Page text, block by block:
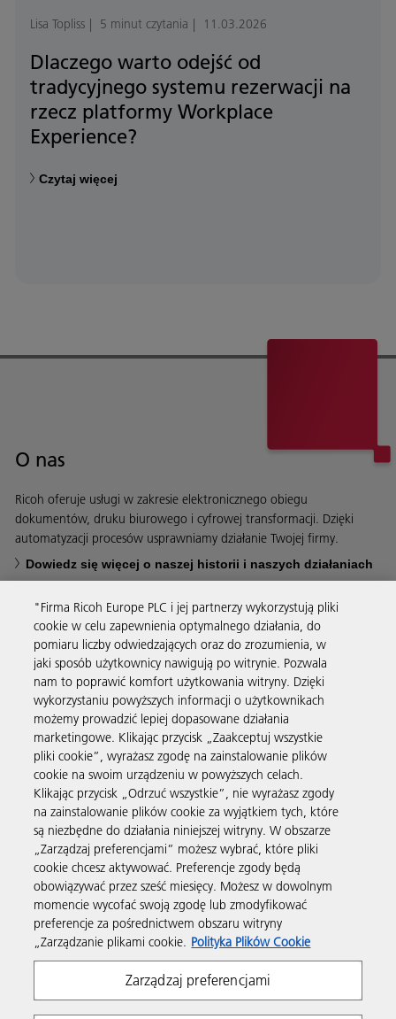
Lisa Topliss 5 minut czytania 11.03.2026
Dlaczego warto odejść od
tradycyjnego systemu rezerwacji na
rzecz platformy Workplace
Experience?
Czytaj więcej
O nas
Ricoh oferuje usługi w zakresie elektronicznego obiegu
dokumentów, druku biurowego i cyfrowej transformacji. Dzięki
automatyzacji procesów usprawniamy działanie Twojej firmy.
Dowiedz się więcej o naszej historii i naszych działaniach
Usługi biznesowe
Produkty i usługi
Wsparcie i kontakt
Materiały dodatkowe
Obserwuj nas
"Firma Ricoh Europe PLC i jej partnerzy wykorzystują pliki
cookie w celu zapewnienia optymalnego działania, do
pomiaru liczby odwiedzających oraz do zrozumienia, w
jaki sposób użytkownicy nawigują po witrynie. Pozwala
nam to poprawić komfort użytkowania witryny. Dzięki
wykorzystaniu powyższych informacji o użytkownikach
możemy prowadzić lepiej dopasowane działania
marketingowe. Klikając przycisk „Zaakceptuj wszystkie
pliki cookie”, wyrażasz zgodę na zainstalowanie plików
cookie na swoim urządzeniu w powyższych celach.
Klikając przycisk „Odrzuć wszystkie”, nie wyrażasz zgody
na zainstalowanie plików cookie za wyjątkiem tych, które
są niezbędne do działania niniejszej witryny. W obszarze
„Zarządzaj preferencjami” możesz wybrać, które pliki
cookie chcesz aktywować. Preferencje zgody będą
obowiązywać przez sześć miesięcy. Możesz w dowolnym
momencie wycofać swoją zgodę lub zmodyfikować
preferencje za pośrednictwem obszaru witryny
„Zarządzanie plikami cookie. Polityka Plików Cookie
Zarządzaj preferencjami